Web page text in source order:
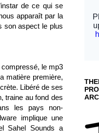
de ce qui se
apparaît par la
son aspect le plus
le mp3
matière première,
Libéré de ses
traine au fond des
les pays non-
implique une
Sahel Sounds a